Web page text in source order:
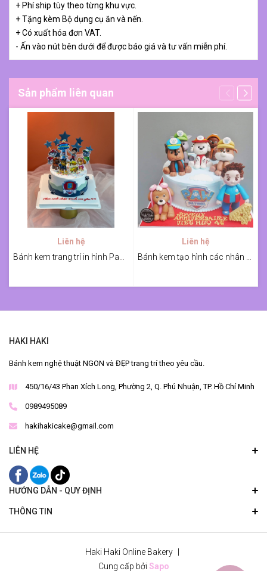
+ Phí ship tùy theo từng khu vực.
+ Tặng kèm Bộ dụng cụ ăn và nến.
+ Có xuất hóa đơn VAT.
- Ấn vào nút bên dưới để được báo giá và tư vấn miễn phí.
Sản phẩm liên quan
Liên hệ
Liên hệ
HAKI HAKI
Bánh kem nghệ thuật NGON và ĐẸP trang trí theo yêu cầu.
450/16/43 Phan Xích Long, Phường 2, Q. Phú Nhuận, TP. Hồ Chí Minh
0989495089
hakihakicake@gmail.com
LIÊN HỆ
HƯỚNG DẪN - QUY ĐỊNH
THÔNG TIN
Haki Haki Online Bakery
Cung cấp bởi Sapo